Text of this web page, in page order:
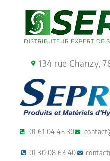
134 rue Chanzy,
01 61 04 45 30
01 30 08 63 40